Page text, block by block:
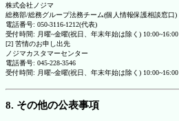
株式会社ノジマ
総務部/総務グループ法務チーム(個人情報保護相談窓口)
電話番号: 050-3116-1212(代表)
受付時間: 月曜~金曜(祝日、年末年始は除く) 10:00~16:00
[2] 苦情のお申し出先
ノジマカスタマーセンター
電話番号: 045-228-3546
受付時間: 月曜~金曜(祝日、年末年始は除く) 10:00~16:00
8. その他の公表事項